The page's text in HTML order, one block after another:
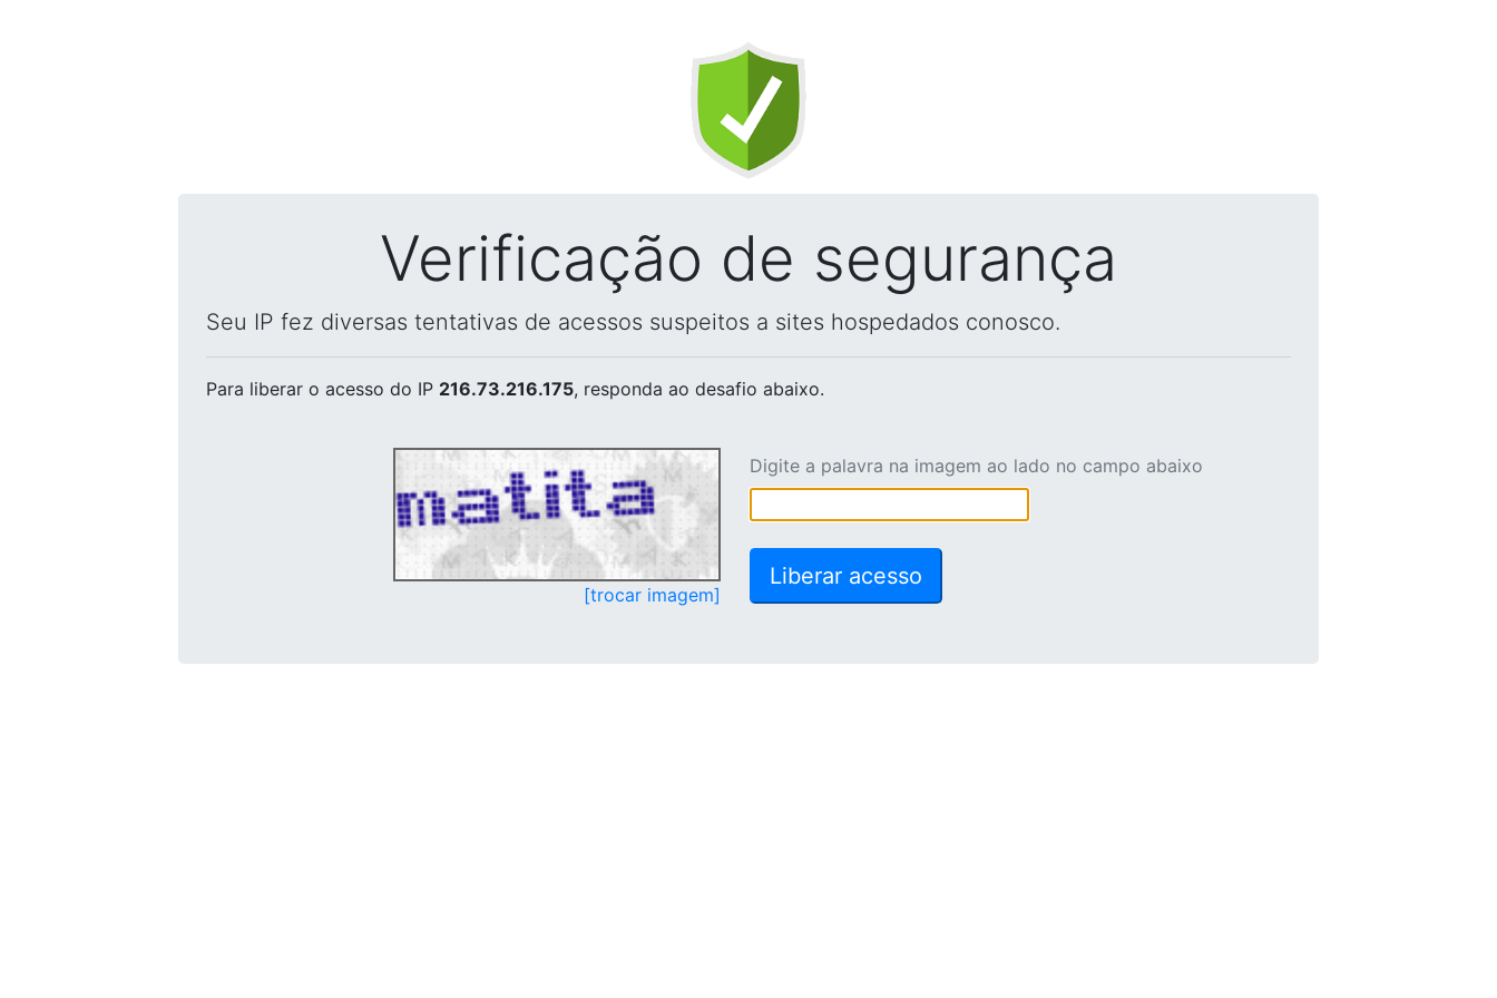
Verificação de segurança
Seu IP fez diversas tentativas de acessos suspeitos a sites hospedados conosco.
Para liberar o acesso do IP 216.73.216.175, responda ao desafio abaixo.
[trocar imagem]
Digite a palavra na imagem ao lado no campo abaixo